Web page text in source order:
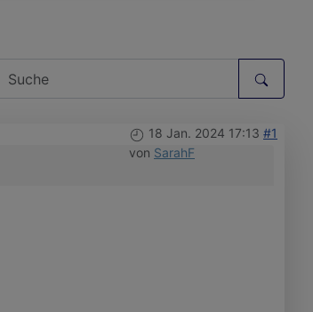
18 Jan. 2024 17:13 #1
von SarahF